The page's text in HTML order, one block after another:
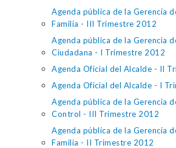
Agenda pública de la Gerencia
Familia - III Trimestre 2012
Agenda pública de la Gerencia
Ciudadana - I Trimestre 2012
Agenda Oficial del Alcalde - II
Agenda Oficial del Alcalde - I
Agenda pública de la Gerencia
Control - III Trimestre 2012
Agenda pública de la Gerencia
Familia - II Trimestre 2012